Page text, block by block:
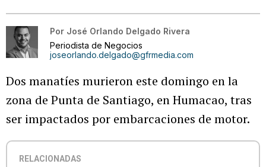
Por José Orlando Delgado Rivera
Periodista de Negocios
joseorlando.delgado@gfrmedia.com
Dos manatíes murieron este domingo en la
zona de Punta de Santiago, en Humacao, tras
ser impactados por embarcaciones de motor.
RELACIONADAS